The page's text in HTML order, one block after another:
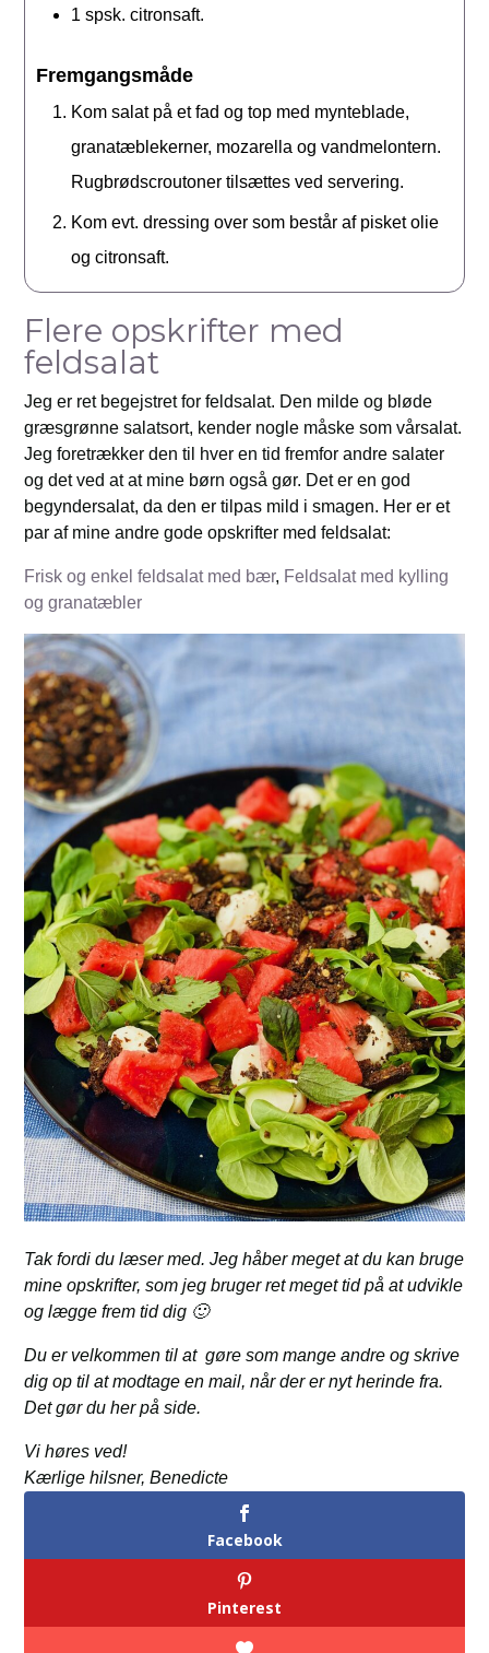
1 spsk. citronsaft.
Fremgangsmåde
Kom salat på et fad og top med mynteblade,
granatæblekerner, mozarella og vandmelontern.
Rugbrødscroutoner tilsættes ved servering.
Kom evt. dressing over som består af pisket olie
og citronsaft.
Flere opskrifter med
feldsalat
Jeg er ret begejstret for feldsalat. Den milde og bløde
græsgrønne salatsort, kender nogle måske som vårsalat.
Jeg foretrækker den til hver en tid fremfor andre salater
og det ved at at mine børn også gør. Det er en god
begyndersalat, da den er tilpas mild i smagen. Her er et
par af mine andre gode opskrifter med feldsalat:
Frisk og enkel feldsalat med bær, Feldsalat med kylling
og granatæbler
Tak fordi du læser med. Jeg håber meget at du kan bruge
mine opskrifter, som jeg bruger ret meget tid på at udvikle
og lægge frem tid dig 🙂
Du er velkommen til at gøre som mange andre og skrive
dig op til at modtage en mail, når der er nyt herinde fra.
Det gør du her på side.
Vi høres ved!
Kærlige hilsner, Benedicte
Facebook
Pinterest